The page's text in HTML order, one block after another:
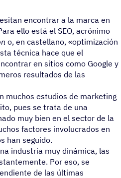
encontrar a la marca en
ello está el SEO, acrónimo
o, en castellano, «optimización
técnica hace que el
en sitios como Google y
resultados de las
muchos estudios de marketing
pues se trata de una
muy bien en el sector de la
factores involucrados en
han seguido.
industria muy dinámica, las
Por eso, se
de las últimas